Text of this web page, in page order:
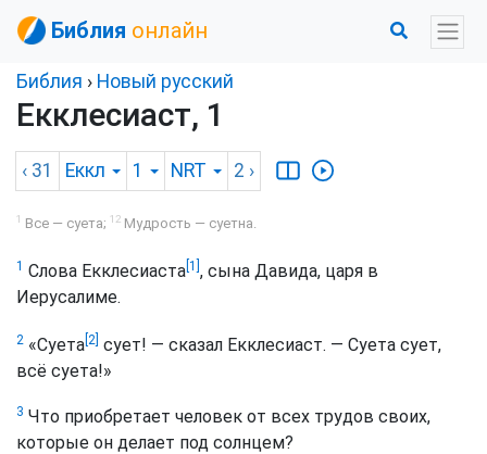
Библия онлайн
Библия › Новый русский
Екклесиаст, 1
‹ 31 Еккл 1 NRT 2 ›
1 Все — суета; 12 Мудрость — суетна.
1 Слова Екклесиаста [1] , сына Давида, царя в
Иерусалиме.
2 «Суета [2] сует! — сказал Екклесиаст. — Суета сует,
всё суета!»
3 Что приобретает человек от всех трудов своих,
которые он делает под солнцем?